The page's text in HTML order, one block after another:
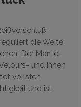
die Weite.
Der Mantel
und innen
vollsten
und ist